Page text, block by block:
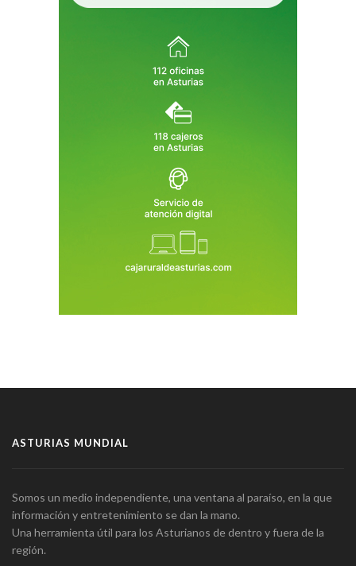
ASTURIAS MUNDIAL
Somos un medio independiente, una ventana al paraíso, en la que
información y entretenimiento se dan la mano.
Una herramienta útil para los Asturianos de dentro y fuera de la
región.